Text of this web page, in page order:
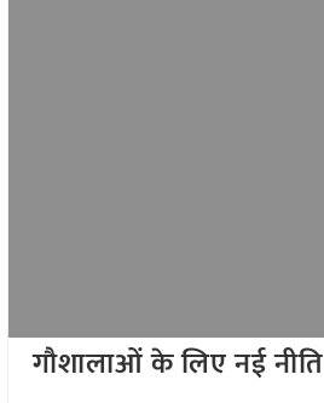
गौशालाओं के लिए नई नीति